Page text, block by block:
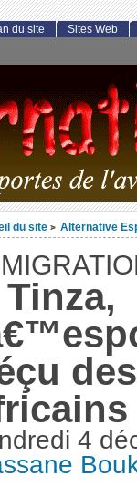
du site > Alternative
4
du site Sites Web